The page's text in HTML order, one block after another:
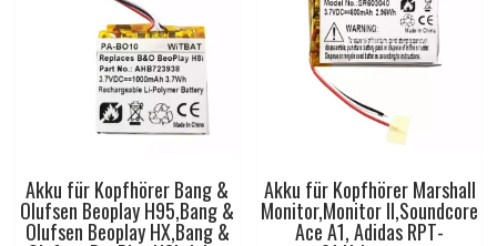
Akku für Kopfhörer Bang &
Olufsen Beoplay H95,Bang &
Olufsen Beoplay HX,Bang &
Akku für Kopfhörer Marshall
Monitor,Monitor II,Soundcore
Ace A1, Adidas RPT-